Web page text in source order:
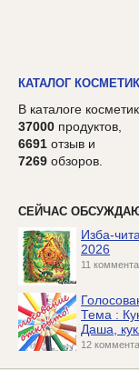
КАТАЛОГ
В каталоге
37000 продуктов,
6691 отзыв и
7269 обзоров.
СЕЙЧАС
Изба-
2026
11
Тема :
Даша,
12